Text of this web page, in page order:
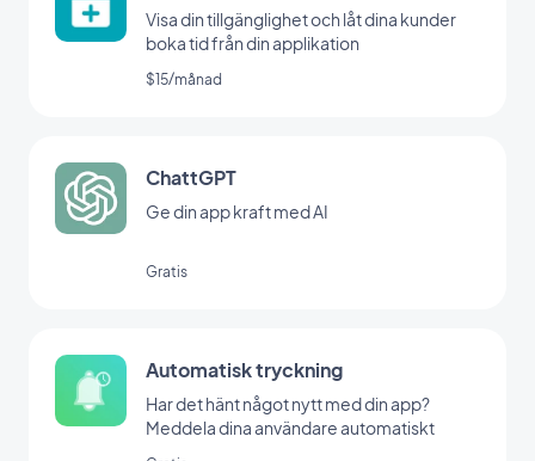
Visa din tillgänglighet och låt dina kunder
boka tid från din applikation
$15/månad
ChattGPT
Ge din app kraft med AI
Gratis
Automatisk tryckning
Har det hänt något nytt med din app?
Meddela dina användare automatiskt